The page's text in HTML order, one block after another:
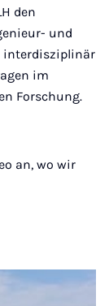
den
und
interdisziplinär
im
Forschung.
an, wo wir